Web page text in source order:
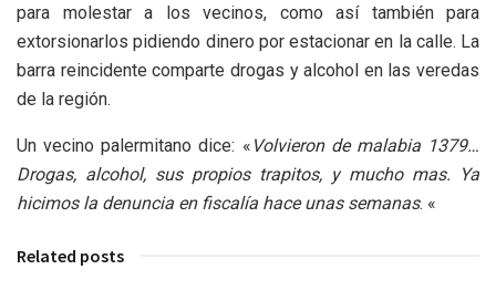
para molestar a los vecinos, como así también para
extorsionarlos pidiendo dinero por estacionar en la calle. La
barra reincidente comparte drogas y alcohol en las veredas
de la región.
Un vecino palermitano dice: « Volvieron de malabia 1379…
Drogas, alcohol, sus propios trapitos, y mucho mas. Ya
hicimos la denuncia en fiscalía hace unas semanas. «
Related posts